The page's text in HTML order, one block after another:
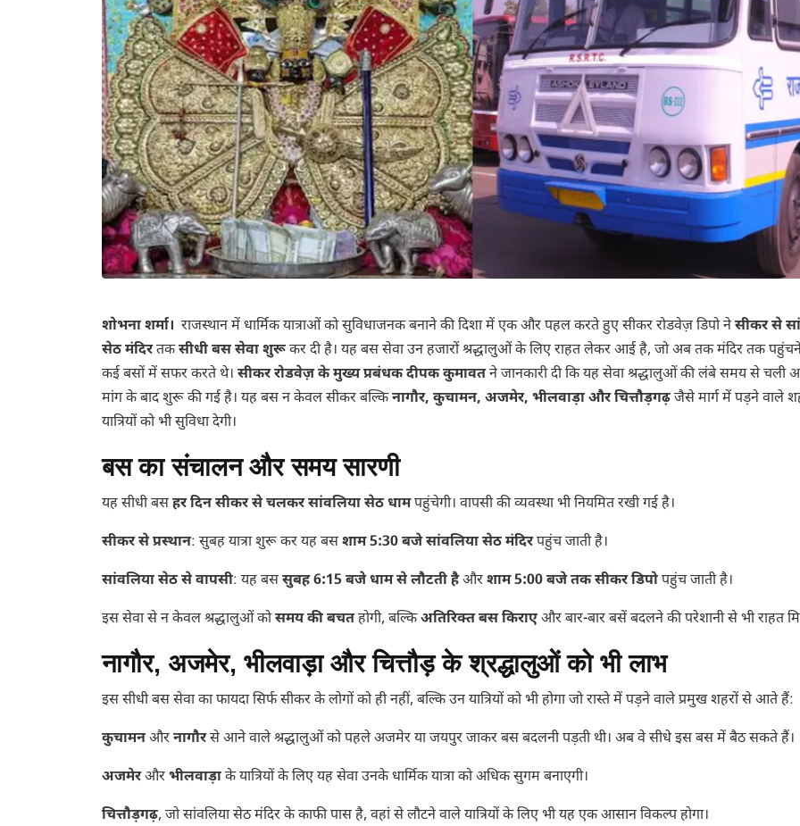
शोभना शर्मा। राजस्थान में धार्मिक यात्राओं को सुविधाजनक बनाने की दिशा में एक और पहल करते हुए सीकर रोडवेज़ डिपो नेसीकर से
सेठ मंदिरतकसीधी बस सेवा शुरूकर दी है। यह बस सेवा उन हजारों श्रद्धालुओं के लिए राहत लेकर आई है, जो अब तक मंदिर तक
कई बसों में सफर करते थे। सीकर रोडवेज़ के मुख्य प्रबंधक दीपक कुमावतने जानकारी दी कि यह सेवा श्रद्धालुओं की लंबे समय से चली
मांग के बाद शुरू की गई है। यह बस न केवल सीकर बल्किनागौर, कुचामन, अजमेर, भीलवाड़ा और चित्तौड़गढ़जैसे मार्ग में पड़ने वाले
यात्रियों को भी सुविधा देगी।
बस का संचालन और समय सारणी
यह सीधी बसहर दिन सीकर से चलकर सांवलिया सेठ धामपहुंचेगी। वापसी की व्यवस्था भी नियमित रखी गई है।
सीकर से प्रस्थान: सुबह यात्रा शुरू कर यह बसशाम 5:30 बजे सांवलिया सेठ मंदिरपहुंच जाती है।
सांवलिया सेठ से वापसी: यह बससुबह 6:15 बजे धाम से लौटती हैऔरशाम 5:00 बजे तक सीकर डिपोपहुंच जाती है।
इस सेवा से न केवल श्रद्धालुओं कोसमय की बचतहोगी, बल्किअतिरिक्त बस किराएऔर बार-बार बसें बदलने की परेशानी से भी राहत
नागौर, अजमेर, भीलवाड़ा और चित्तौड़ के श्रद्धालुओं को भी लाभ
इस सीधी बस सेवा का फायदा सिर्फ सीकर के लोगों को ही नहीं, बल्कि उन यात्रियों को भी होगा जो रास्ते में पड़ने वाले प्रमुख शहरों से आते हैं:
कुचामनऔरनागौरसे आने वाले श्रद्धालुओं को पहले अजमेर या जयपुर जाकर बस बदलनी पड़ती थी। अब वे सीधे इस बस में बैठ सकते हैं।
अजमेरऔरभीलवाड़ाके यात्रियों के लिए यह सेवा उनके धार्मिक यात्रा को अधिक सुगम बनाएगी।
चित्तौड़गढ़, जो सांवलिया सेठ मंदिर के काफी पास है, वहां से लौटने वाले यात्रियों के लिए भी यह एक आसान विकल्प होगा।